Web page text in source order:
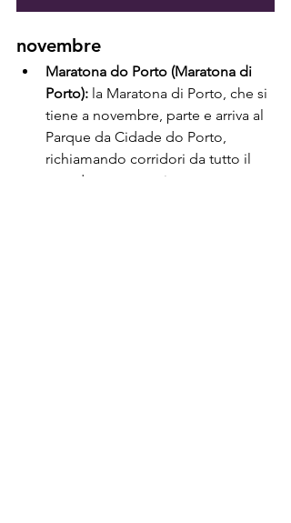
novembre
Maratona do Porto (Maratona di
Porto): la Maratona di Porto, che si
tiene a novembre, parte e arriva al
Parque da Cidade do Porto,
richiamando corridori da tutto il
mondo per partecipare a questo